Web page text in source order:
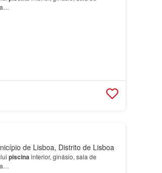
de Lisboa, Distrito de Lisboa
piscinainterior, ginásio, sala de